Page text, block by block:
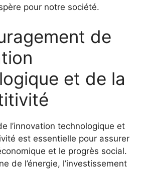
pour notre société.
de
et de ​la
l’innovation technologique et
est essentielle pour assurer
et le progrès social.
de l’énergie, l’investissement⁣